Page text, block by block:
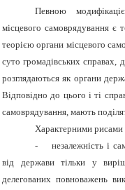
Певною
місцевого самоврядування є
теорією органи місцевого
суто громадівських справах,
розглядаються як органи
Відповідно до цього і ті
самоврядування, мають
Характерними рисами
-
незалежність і
від держави тільки у
делегованих повноважень